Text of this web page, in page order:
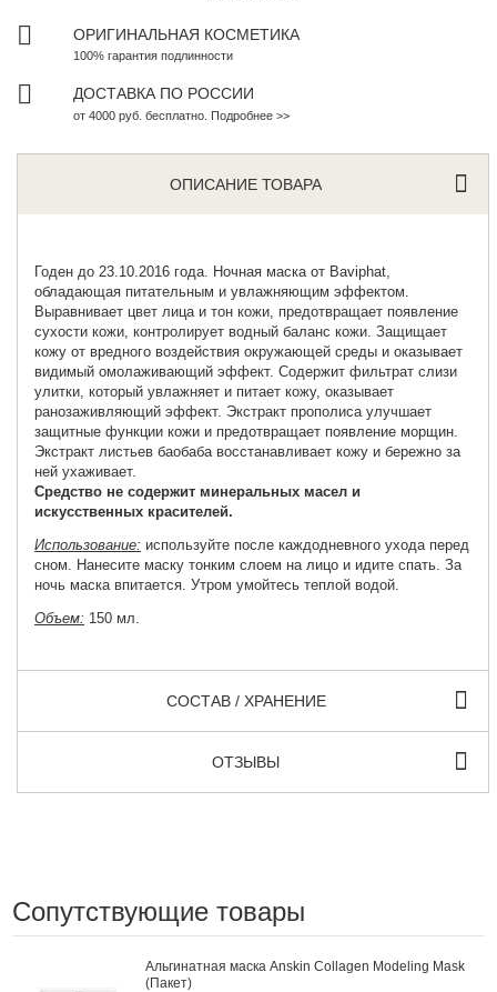
ОРИГИНАЛЬНАЯ КОСМЕТИКА
100% гарантия подлинности
ДОСТАВКА ПО РОССИИ
от 4000 руб. бесплатно. Подробнее >>
ОПИСАНИЕ ТОВАРА
Годен до 23.10.2016 года. Ночная маска от Baviphat,
обладающая питательным и увлажняющим эффектом.
Выравнивает цвет лица и тон кожи, предотвращает появление
сухости кожи, контролирует водный баланс кожи. Защищает
кожу от вредного воздействия окружающей среды и оказывает
видимый омолаживающий эффект. Содержит фильтрат слизи
улитки, который увлажняет и питает кожу, оказывает
ранозаживляющий эффект. Экстракт прополиса улучшает
защитные функции кожи и предотвращает появление морщин.
Экстракт листьев баобаба восстанавливает кожу и бережно за
ней ухаживает.
Средство не содержит минеральных масел и
искусственных красителей.
Использование: используйте после каждодневного ухода перед
сном. Нанесите маску тонким слоем на лицо и идите спать. За
ночь маска впитается. Утром умойтесь теплой водой.
Объем: 150 мл.
СОСТАВ / ХРАНЕНИЕ
ОТЗЫВЫ
Сопутствующие товары
Альгинатная маска Anskin Collagen Modeling Mask
(Пакет)